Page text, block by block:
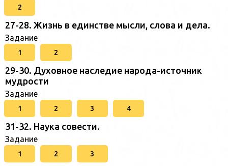
2
27-28. Жизнь в единстве мысли, слова и дела.
Задание
1 2
29-30. Духовное наследие народа-источник
мудрости
Задание
1 2 3 4
31-32. Наука совести.
Задание
1 2 3